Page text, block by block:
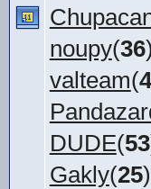
noupy(36
valteam(
DUDE(53
Gakly(25